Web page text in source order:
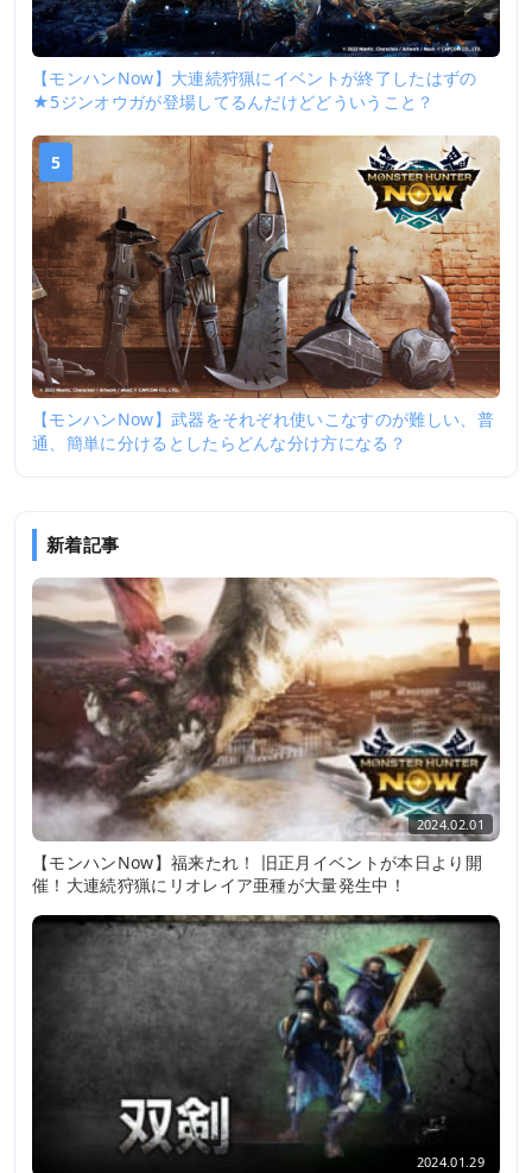
【モンハンNow】大連続狩猟にイベントが終了したはずの
★5ジンオウガが登場してるんだけどどういうこと？
5
【モンハンNow】武器をそれぞれ使いこなすのが難しい、普
通、簡単に分けるとしたらどんな分け方になる？
新着記事
2024.02.01
【モンハンNow】福来たれ！ 旧正月イベントが本日より開
催！大連続狩猟にリオレイア亜種が大量発生中！
2024.01.29